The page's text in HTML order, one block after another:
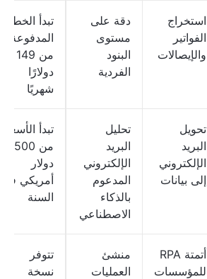
استخراج
الفواتير
والإيصالات
دقة على
مستوى
البنود
الفردية
تبدأ الخطط
المدفوعة
من 149
دولارًا
شهريًا
تحويل
البريد
الإلكتروني
إلى بيانات
تحليل
البريد
الإلكتروني
المدعوم
بالذكاء
الاصطناعي
تبدأ الأسعار
من 1500
دولار
أمريكي في
السنة
أتمتة RPA
للمؤسسات
منشئ
العمليات
تتوفر
نسخة